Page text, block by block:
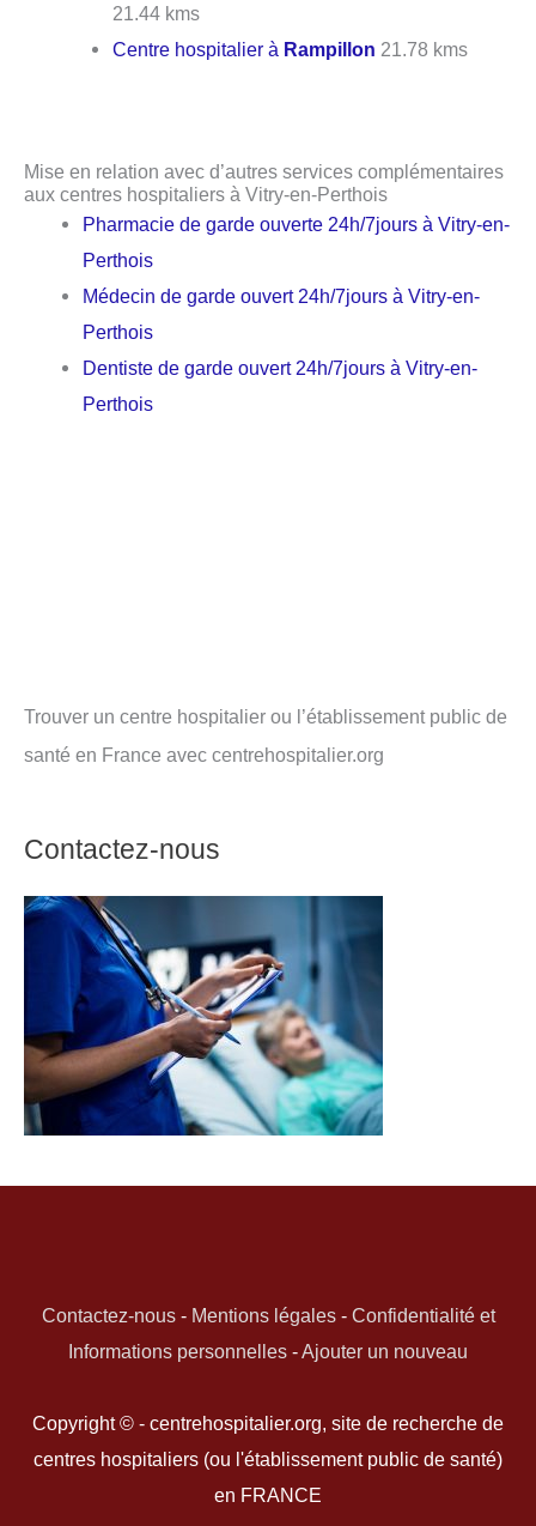
21.44 kms
Centre hospitalier à Rampillon 21.78 kms
Mise en relation avec d’autres services complémentaires
aux centres hospitaliers à Vitry-en-Perthois
Pharmacie de garde ouverte 24h/7jours à Vitry-en-
Perthois
Médecin de garde ouvert 24h/7jours à Vitry-en-
Perthois
Dentiste de garde ouvert 24h/7jours à Vitry-en-
Perthois
Trouver un centre hospitalier ou l’établissement public de
santé en France avec centrehospitalier.org
Contactez-nous
Contactez-nous- Mentions légales- Confidentialité et
Informations personnelles -Ajouter un nouveau
Copyright © - centrehospitalier.org, site de recherche de
centres hospitaliers (ou l'établissement public de santé)
en FRANCE